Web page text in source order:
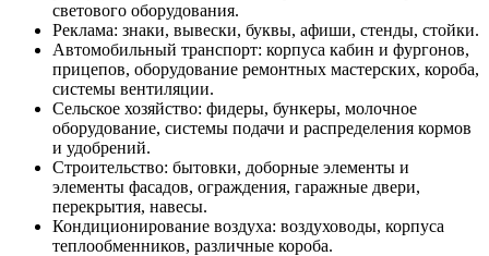
светового оборудования.
Реклама: знаки, вывески, буквы, афиши, стенды, стойки.
Автомобильный транспорт: корпуса кабин и фургонов,
прицепов, оборудование ремонтных мастерских, короба,
системы вентиляции.
Сельское хозяйство: фидеры, бункеры, молочное
оборудование, системы подачи и распределения кормов
и удобрений.
Строительство: бытовки, доборные элементы и
элементы фасадов, ограждения, гаражные двери,
перекрытия, навесы.
Кондиционирование воздуха: воздуховоды, корпуса
теплообменников, различные короба.